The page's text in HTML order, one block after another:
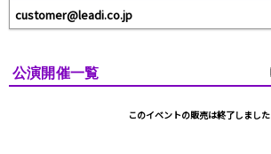
customer@leadi.co.jp
公演開催一覧
このイベントの販売は終了しました